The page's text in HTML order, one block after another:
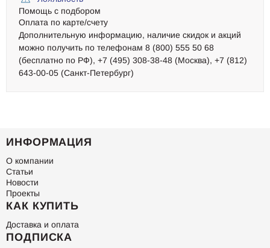
Помощь с подбором
Оплата по карте/счету
Дополнительную информацию, наличие скидок и акций
можно получить по телефонам 8 (800) 555 50 68
(бесплатно по РФ), +7 (495) 308-38-48 (Москва), +7 (812)
643-00-05 (Санкт-Петербург)
ИНФОРМАЦИЯ
О компании
Статьи
Новости
Проекты
КАК КУПИТЬ
Доставка и оплата
ПОДПИСКА